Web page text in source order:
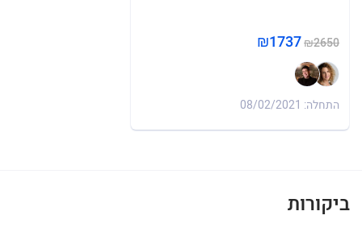
₪2650
₪1737
התחלה: 08/02/2021
ביקורות